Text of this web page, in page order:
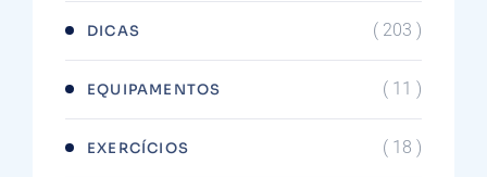
DICAS ( 203 )
EQUIPAMENTOS ( 11 )
EXERCÍCIOS ( 18 )